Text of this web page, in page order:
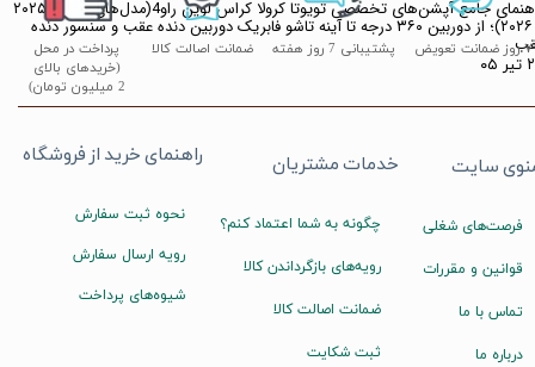
راهنمای جامع آپشن‌های تخصصی تویوتا کرولا کراس لوین راو4(مدل‌های ۲۰۲۴، ۲۰۲۵
و ۲۰۲۶)؛ از دوربین ۳۶۰ درجه تا آینه تاشو فابریک دوربین دنده عقب و سنسور دنده
پشتیبانی 7 روز هفته
پرداخت در محل
(خریدهای بالای
2 میلیون تومان)
۷ روز ضمانت تعویض ضمانت اصالت کالا
راهنمای خرید از فروشگاه
نحوه ثبت سفارش
رویه ارسال سفارش
شیوه‌های پرداخت
خدمات مشتریان
چگونه به شما اعتماد کنم؟
رویه‌های بازگرداندن کالا
ضمانت اصالت کالا
ثبت شکایت
سایت
فرصت‌های شغلی
قوانین و مقررات
تماس با ما
درباره ما